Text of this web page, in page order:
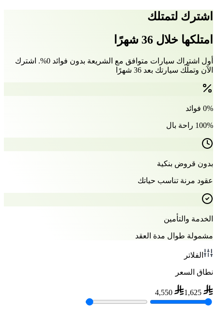
اشترك لتمتلك
امتلكها خلال 36 شهرًا
أول اشتراك سيارات متوافق مع الشريعة بدون فوائد 0%. اشترك
الآن وتملّك سيارتك بعد 36 شهرًا
0% فوائد
100% راحة بال
بدون قروض بنكية
عقود مرنة تناسب حياتك
الخدمة والتأمين
مشمولة طوال مدة العقد
الفلاتر
نطاق السعر
1,625
4,550